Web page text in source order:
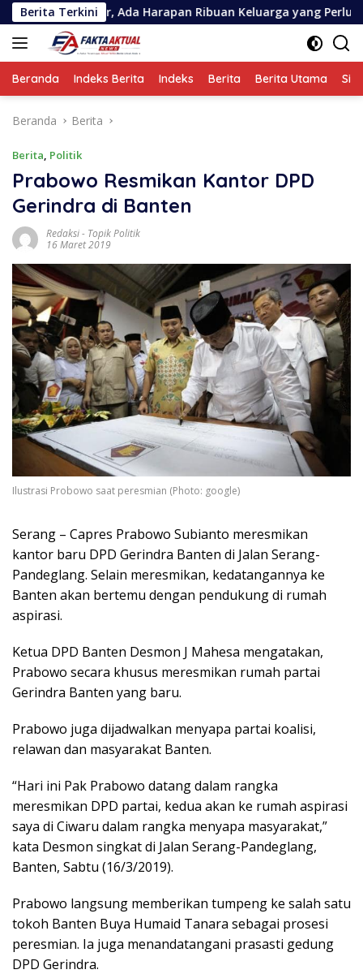
Langsung
ke
konten
Berita Terkini
Bergulir, Ada Harapan Ribuan Keluarga yang Perlu Dijaga
Beranda Indeks Berita Indeks Berita Berita Utama
Beranda Berita
Berita, Politik
Prabowo Resmikan Kantor DPD
Gerindra di Banten
Redaksi- Topik Politik
16 Maret 2019
Ilustrasi Probowo saat peresmian (Photo: google)
Serang – Capres Prabowo Subianto meresmikan
kantor baru DPD Gerindra Banten di Jalan Serang-
Pandeglang. Selain meresmikan, kedatangannya ke
Banten akan bertemu dengan pendukung di rumah
aspirasi.
Ketua DPD Banten Desmon J Mahesa mengatakan,
Prabowo secara khusus meresmikan rumah partai
Gerindra Banten yang baru.
Prabowo juga dijadwalkan menyapa partai koalisi,
relawan dan masyarakat Banten.
“Hari ini Pak Prabowo datang dalam rangka
meresmikan DPD partai, kedua akan ke rumah aspirasi
saya di Ciwaru dalam rangka menyapa masyarakat,”
kata Desmon singkat di Jalan Serang-Pandeglang,
Banten, Sabtu (16/3/2019).
Prabowo langsung memberikan tumpeng ke salah satu
tokoh Banten Buya Humaid Tanara sebagai prosesi
peresmian. Ia juga menandatangani prasasti gedung
DPD Gerindra.